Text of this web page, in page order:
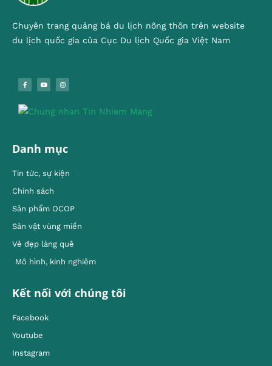
Chuyên trang quảng bá du lịch nông thôn trên website
du lịch quốc gia của Cục Du lịch Quốc gia Việt Nam
Danh mục
Tin tức, sự kiện
Chính sách
Sản phẩm OCOP
Sản vật vùng miền
Vẻ đẹp làng quê
Mô hình, kinh nghiêm
Kết nối với chúng tôi
Facebook
Youtube
Instagram